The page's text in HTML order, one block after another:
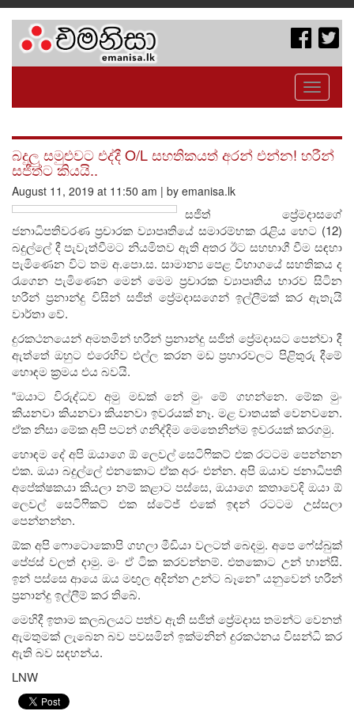
Toggle
බදුලු සමුළුවට එද්දී O/L සහතිකයත් අරන් එන්න! හරීන්
සජිත්ට කියයි..
August 11, 2019 at 11:50 am | by emanisa.lk
සජිත් ප්‍රේමදාසගේ
ජනාධිපතිවරණ ප්‍රචාරක ව්‍යාපෘතියේ සමාරම්භක රැළිය හෙට (12)
බදුල්ලේ දී පැවැත්වීමට නියමිතව ඇති අතර ඊට සහභාගී වීම සඳහා
පැමිණෙන විට තම අ.පො.ස. සාමාන්‍ය පෙළ විභාගයේ සහතිකය ද
රැගෙන පැමිණෙන මෙන් මෙම ප්‍රචාරක ව්‍යාපෘතිය භාරව සිටින
හරීන් ප්‍රනාන්දු විසින් සජිත් ප්‍රේමදාසගෙන් ඉල්ලීමක් කර ඇතැයි
වාර්තා වේ.
දුරකථනයෙන් අමතමින් හරීන් ප්‍රනාන්දු සජිත් ප්‍රේමදාසට පෙන්වා දී
ඇත්තේ ඔහුට එරෙහිව එල්ල කරන මඩ ප්‍රහාරවලට පිළිතුරු දීමේ
හොඳම ක්‍රමය එය බවයි.
“ඔයාට විරුද්ධව අමු මඩක් නේ මුං මේ ගහන්නෙ. මේක මුං
කියනවා කියනවා කියනවා ඉවරයක් නෑ. මළ වාතයක් වෙනවනෙ.
ඒක නිසා මේක අපි පටන් ගනිද්දිම මෙතෙනින්ම ඉවරයක් කරගමු.
හොඳම දේ අපි ඔයාගෙ ඕ ලෙවල් සෙටිෆිකට් එක රටටම පෙන්නන
එක. ඔයා බදුල්ලේ එනකොට ඒක අරං එන්න. අපි ඔයාව ජනාධිපති
අපේක්ෂකයා කියලා නම් කළාට පස්සෙ, ඔයාගෙ කතාවෙදි ඔයා ඕ
ලෙවල් සෙටිෆිකට් එක ස්ටේජ් එකේ ඉඳන් රටටම උස්සලා
පෙන්නන්න.
ඕක අපි ෆොටොකොපි ගහලා මීඩියා වලටත් බෙදමු. අපෙ ෆේස්බුක්
පේජස් වලත් දාමු. මං ඒ ටික කරවන්නම්. එතකොට උන් හාන්සි.
ඉන් පස්සෙ ආයෙ ඔය මඟුල අදින්න උන්ට බෑනෙ” යනුවෙන් හරීන්
ප්‍රනාන්දු ඉල්ලීම් කර තිබේ.
මෙහිදී ඉතාම කලබලයට පත්ව ඇති සජිත් ප්‍රේමදාස තමන්ට වෙනත්
ඇමතුමක් ලැබෙන බව පවසමින් ඉක්මනින් දුරකථනය විසන්ධි කර
ඇති බව සඳහන්ය.
LNW